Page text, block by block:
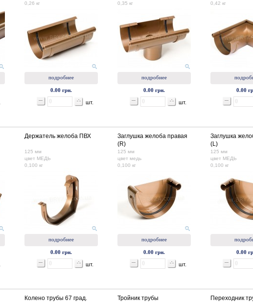
0,26 кг
подробнее
0.00 грн.
шт.
0,35 кг
подробнее
0.00 грн.
шт.
0,42 кг
0.00
Держатель желоба ПВХ
125 мм
цвет МЕДЬ
0,100 кг
подробнее
0.00 грн.
шт.
Заглушка желоба правая
(R)
125 мм
цвет медь
0,100 кг
подробнее
0.00 грн.
шт.
Заглушка
(L)
125 мм
цвет МЕДЬ
0,100 кг
0.00
Колено трубы 67 град. Тройник трубы Переходник